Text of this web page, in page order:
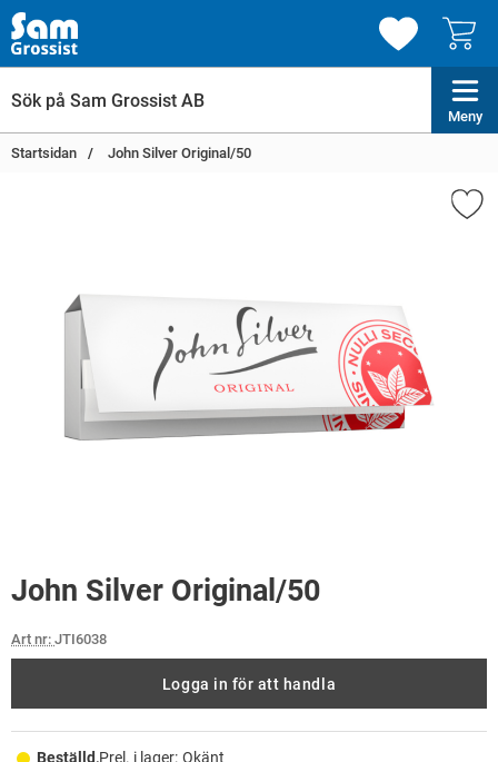
Meny
Startsidan John Silver Original/50
John Silver Original/50
Art nr: JTI6038
Logga in för att handla
Beställd,Prel. i lager: Okänt